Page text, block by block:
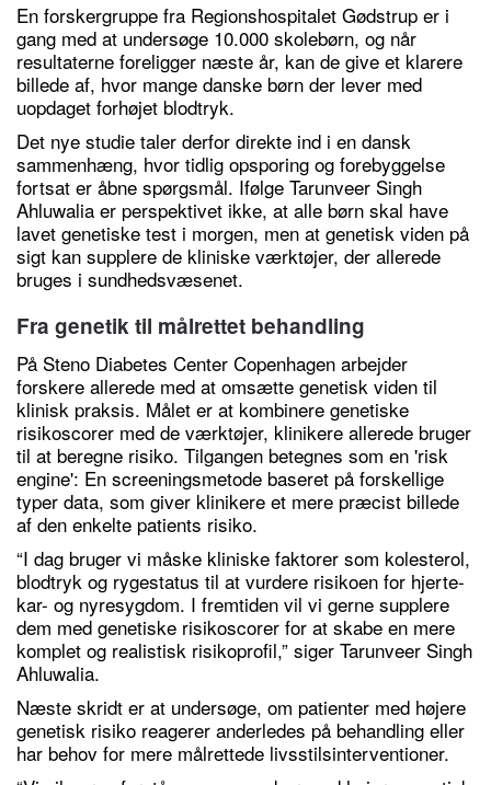
En forskergruppe fra Regionshospitalet Gødstrup er i
gang med at undersøge 10.000 skolebørn, og når
resultaterne foreligger næste år, kan de give et klarere
billede af, hvor mange danske børn der lever med
uopdaget forhøjet blodtryk.
Det nye studie taler derfor direkte ind i en dansk
sammenhæng, hvor tidlig opsporing og forebyggelse
fortsat er åbne spørgsmål. Ifølge Tarunveer Singh
Ahluwalia er perspektivet ikke, at alle børn skal have
lavet genetiske test i morgen, men at genetisk viden på
sigt kan supplere de kliniske værktøjer, der allerede
bruges i sundhedsvæsenet.
Fra genetik til målrettet behandling
På Steno Diabetes Center Copenhagen arbejder
forskere allerede med at omsætte genetisk viden til
klinisk praksis. Målet er at kombinere genetiske
risikoscorer med de værktøjer, klinikere allerede bruger
til at beregne risiko. Tilgangen betegnes som en 'risk
engine': En screeningsmetode baseret på forskellige
typer data, som giver klinikere et mere præcist billede
af den enkelte patients risiko.
“I dag bruger vi måske kliniske faktorer som kolesterol,
blodtryk og rygestatus til at vurdere risikoen for hjerte-
kar- og nyresygdom. I fremtiden vil vi gerne supplere
dem med genetiske risikoscorer for at skabe en mere
komplet og realistisk risikoprofil,” siger Tarunveer Singh
Ahluwalia.
Næste skridt er at undersøge, om patienter med højere
genetisk risiko reagerer anderledes på behandling eller
har behov for mere målrettede livsstilsinterventioner.